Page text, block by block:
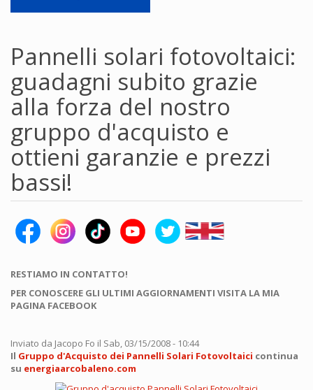
Pannelli solari fotovoltaici:
guadagni subito grazie
alla forza del nostro
gruppo d'acquisto e
ottieni garanzie e prezzi
bassi!
RESTIAMO IN CONTATTO!
PER CONOSCERE GLI ULTIMI AGGIORNAMENTI VISITA LA MIA
PAGINA FACEBOOK
Inviato da Jacopo Fo il Sab, 03/15/2008 - 10:44
Il Gruppo d'Acquisto dei Pannelli Solari Fotovoltaici continua
su energiaarcobaleno.com